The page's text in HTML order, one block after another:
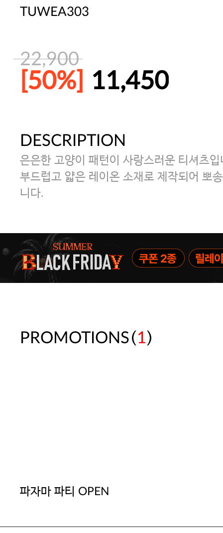
TUWEA303
22,900
[50%] 11,450
주말특가 20%(8.7~8.9)/5만원 이
[썸머블프] 1만원 할인 쿠폰(8.1~31)
파자마 20%(8.5~31) / 구매금액 제
DESCRIPTION
은은한 고양이 패턴이 사랑스러운 티셔츠입
부드럽고 얇은 레이온 소재로 제작되어 뽀
니다.
PROMOTIONS(1)
파자마 파티 OPEN